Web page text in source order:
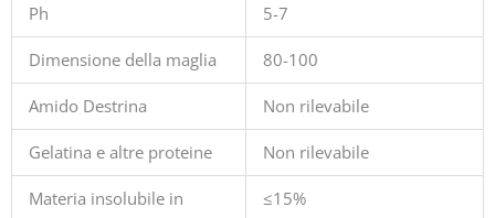
Ph 5-7
Dimensione della maglia 80-100
Amido Destrina Non rilevabile
Gelatina e altre proteine Non rilevabile
Materia insolubile in
≤15%